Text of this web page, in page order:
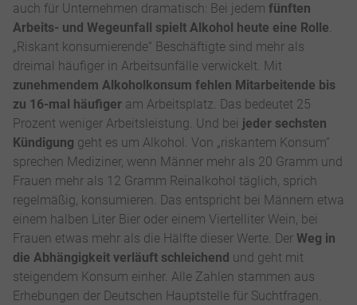
auch für Unternehmen dramatisch: Bei jedem fünften
Arbeits- und Wegeunfall spielt Alkohol heute eine Rolle.
„Riskant konsumierende“ Beschäftigte sind mehr als
dreimal häufiger in Arbeitsunfälle verwickelt. Mit
zunehmendem Alkoholkonsum fehlen Mitarbeitende bis
zu 16-mal häufiger am Arbeitsplatz. Das bedeutet 25
Prozent weniger Arbeitsleistung. Und bei jeder sechsten
Kündigung geht es um Alkohol. Von „riskantem Konsum“
sprechen Mediziner, wenn Männer mehr als 20 Gramm und
Frauen mehr als 12 Gramm Reinalkohol täglich, sprich
regelmäßig, konsumieren. Das entspricht bei Männern etwa
einem halben Liter Bier oder einem Viertelliter Wein, bei
Frauen etwas mehr als die Hälfte dieser Werte. Der Weg in
die Abhängigkeit verläuft schleichend und geht mit
steigendem Konsum einher. Alle Zahlen stammen aus
Erhebungen der Deutschen Hauptstelle für Suchtfragen.